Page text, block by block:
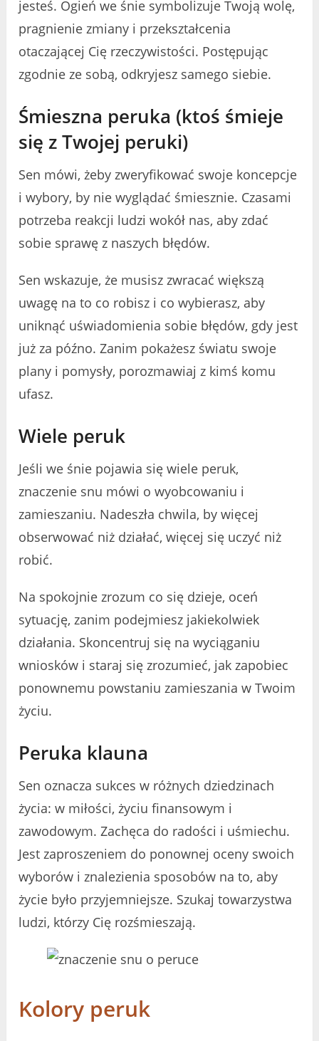
jesteś. Ogień we śnie symbolizuje Twoją wolę,
pragnienie zmiany i przekształcenia
otaczającej Cię rzeczywistości. Postępując
zgodnie ze sobą, odkryjesz samego siebie.
Śmieszna peruka (ktoś śmieje
się z Twojej peruki)
Sen mówi, żeby zweryfikować swoje koncepcje
i wybory, by nie wyglądać śmiesznie. Czasami
potrzeba reakcji ludzi wokół nas, aby zdać
sobie sprawę z naszych błędów.
Sen wskazuje, że musisz zwracać większą
uwagę na to co robisz i co wybierasz, aby
uniknąć uświadomienia sobie błędów, gdy jest
już za późno. Zanim pokażesz światu swoje
plany i pomysły, porozmawiaj z kimś komu
ufasz.
Wiele peruk
Jeśli we śnie pojawia się wiele peruk,
znaczenie snu mówi o wyobcowaniu i
zamieszaniu. Nadeszła chwila, by więcej
obserwować niż działać, więcej się uczyć niż
robić.
Na spokojnie zrozum co się dzieje, oceń
sytuację, zanim podejmiesz jakiekolwiek
działania. Skoncentruj się na wyciąganiu
wniosków i staraj się zrozumieć, jak zapobiec
ponownemu powstaniu zamieszania w Twoim
życiu.
Peruka klauna
Sen oznacza sukces w różnych dziedzinach
życia: w miłości, życiu finansowym i
zawodowym. Zachęca do radości i uśmiechu.
Jest zaproszeniem do ponownej oceny swoich
wyborów i znalezienia sposobów na to, aby
życie było przyjemniejsze. Szukaj towarzystwa
ludzi, którzy Cię rozśmieszają.
Kolory peruk